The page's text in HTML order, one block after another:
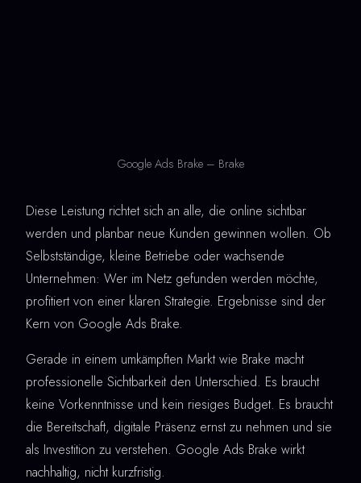
Google Ads Brake – Brake
Diese Leistung richtet sich an alle, die online sichtbar
werden und planbar neue Kunden gewinnen wollen. Ob
Selbstständige, kleine Betriebe oder wachsende
Unternehmen: Wer im Netz gefunden werden möchte,
profitiert von einer klaren Strategie. Ergebnisse sind der
Kern von Google Ads Brake.
Gerade in einem umkämpften Markt wie Brake macht
professionelle Sichtbarkeit den Unterschied. Es braucht
keine Vorkenntnisse und kein riesiges Budget. Es braucht
die Bereitschaft, digitale Präsenz ernst zu nehmen und sie
als Investition zu verstehen. Google Ads Brake wirkt
nachhaltig, nicht kurzfristig.